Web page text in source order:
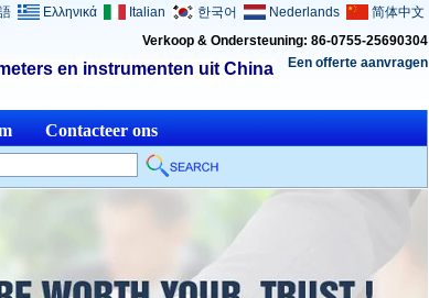
en instrumenten uit China
Verkoop & Ondersteuning: 86-0755-25690304
Een offerte aanvragen
Ελληνικά Italian 한국어 Nederlands 简体中文
Contacteer ons